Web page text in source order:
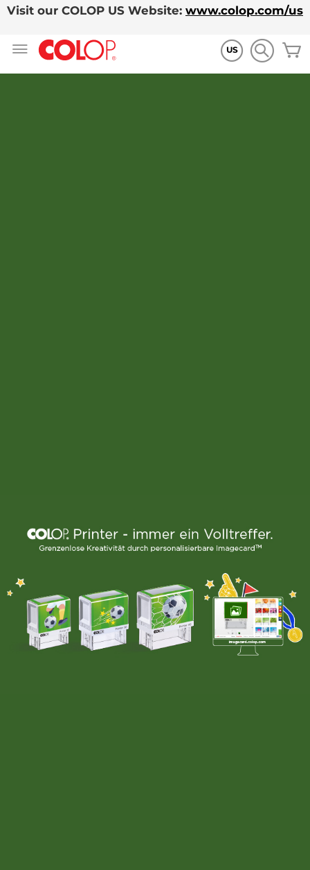
Visit our COLOP US Website: www.colop.com/us
US